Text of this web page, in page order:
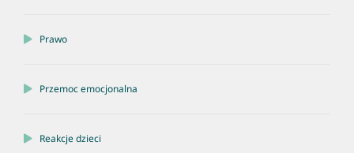
Prawo
Przemoc emocjonalna
Reakcje dzieci